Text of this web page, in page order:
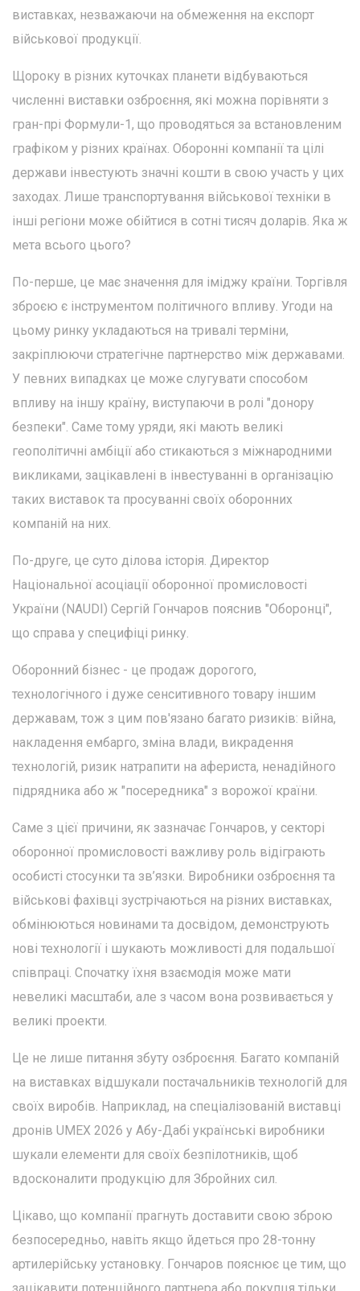
виставках, незважаючи на обмеження на експорт
військової продукції.
Щороку в різних куточках планети відбуваються
численні виставки озброєння, які можна порівняти з
гран-прі Формули-1, що проводяться за встановленим
графіком у різних країнах. Оборонні компанії та цілі
держави інвестують значні кошти в свою участь у цих
заходах. Лише транспортування військової техніки в
інші регіони може обійтися в сотні тисяч доларів. Яка ж
мета всього цього?
По-перше, це має значення для іміджу країни. Торгівля
зброєю є інструментом політичного впливу. Угоди на
цьому ринку укладаються на тривалі терміни,
закріплюючи стратегічне партнерство між державами.
У певних випадках це може слугувати способом
впливу на іншу країну, виступаючи в ролі "донору
безпеки". Саме тому уряди, які мають великі
геополітичні амбіції або стикаються з міжнародними
викликами, зацікавлені в інвестуванні в організацію
таких виставок та просуванні своїх оборонних
компаній на них.
По-друге, це суто ділова історія. Директор
Національної асоціації оборонної промисловості
України (NAUDI) Сергій Гончаров пояснив "Оборонці",
що справа у специфіці ринку.
Оборонний бізнес - це продаж дорогого,
технологічного і дуже сенситивного товару іншим
державам, тож з цим пов'язано багато ризиків: війна,
накладення ембарго, зміна влади, викрадення
технологій, ризик натрапити на афериста, ненадійного
підрядника або ж "посередника" з ворожої країни.
Саме з цієї причини, як зазначає Гончаров, у секторі
оборонної промисловості важливу роль відіграють
особисті стосунки та зв’язки. Виробники озброєння та
військові фахівці зустрічаються на різних виставках,
обмінюються новинами та досвідом, демонструють
нові технології і шукають можливості для подальшої
співпраці. Спочатку їхня взаємодія може мати
невеликі масштаби, але з часом вона розвивається у
великі проекти.
Це не лише питання збуту озброєння. Багато компаній
на виставках відшукали постачальників технологій для
своїх виробів. Наприклад, на спеціалізованій виставці
дронів UMEX 2026 у Абу-Дабі українські виробники
шукали елементи для своїх безпілотників, щоб
вдосконалити продукцію для Збройних сил.
Цікаво, що компанії прагнуть доставити свою зброю
безпосередньо, навіть якщо йдеться про 28-тонну
артилерійську установку. Гончаров пояснює це тим, що